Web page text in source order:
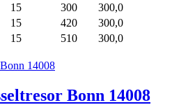
15 300
300,0
15 420
300,0
15 510
300,0
Bonn 14008